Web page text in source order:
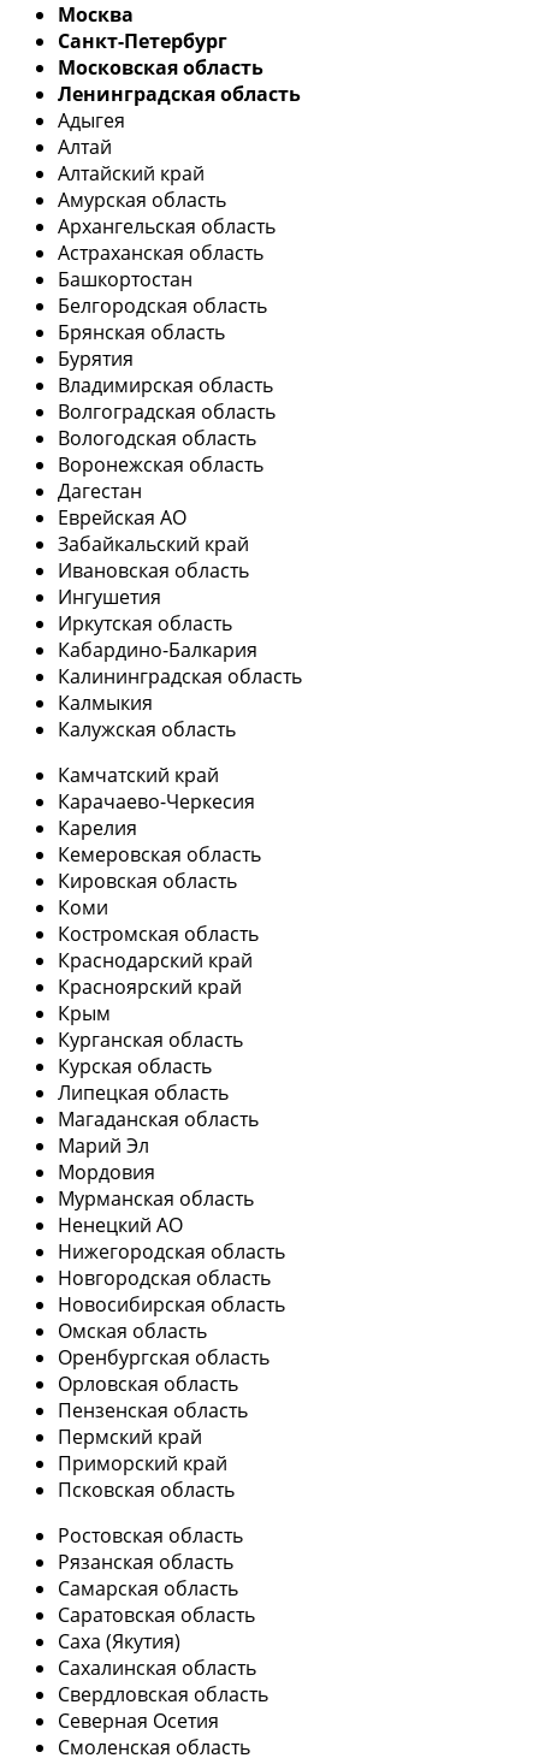
Москва
Санкт-Петербург
Московская область
Ленинградская область
Адыгея
Алтай
Алтайский край
Амурская область
Архангельская область
Астраханская область
Башкортостан
Белгородская область
Брянская область
Бурятия
Владимирская область
Волгоградская область
Вологодская область
Воронежская область
Дагестан
Еврейская АО
Забайкальский край
Ивановская область
Ингушетия
Иркутская область
Кабардино-Балкария
Калининградская область
Калмыкия
Калужская область
Камчатский край
Карачаево-Черкесия
Карелия
Кемеровская область
Кировская область
Коми
Костромская область
Краснодарский край
Красноярский край
Крым
Курганская область
Курская область
Липецкая область
Магаданская область
Марий Эл
Мордовия
Мурманская область
Ненецкий АО
Нижегородская область
Новгородская область
Новосибирская область
Омская область
Оренбургская область
Орловская область
Пензенская область
Пермский край
Приморский край
Псковская область
Ростовская область
Рязанская область
Самарская область
Саратовская область
Саха (Якутия)
Сахалинская область
Свердловская область
Северная Осетия
Смоленская область